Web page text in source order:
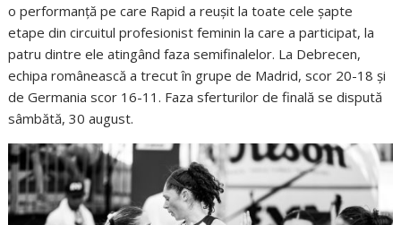
o performanță pe care Rapid a reușit la toate cele șapte
etape din circuitul profesionist feminin la care a participat, la
patru dintre ele atingând faza semifinalelor. La Debrecen,
echipa românească a trecut în grupe de Madrid, scor 20-18 și
de Germania scor 16-11. Faza sferturilor de finală se dispută
sâmbătă, 30 august.